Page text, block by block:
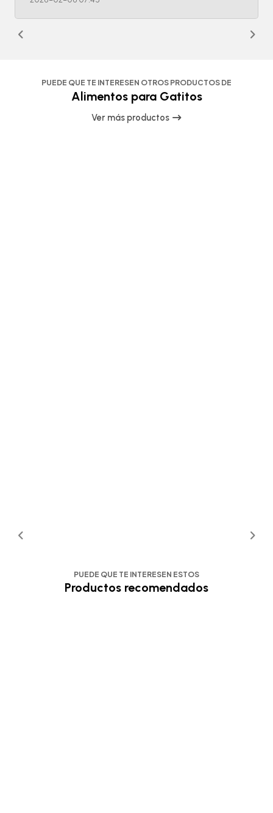
PUEDE QUE TE INTERESEN OTROS PRODUCTOS DE
Alimentos para Gatitos
Ver más productos
PUEDE QUE TE INTERESEN ESTOS
Productos recomendados